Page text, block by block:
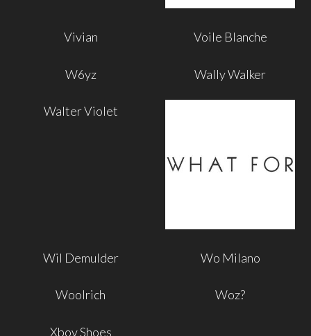
Vivian Voile Blanche
W6yz Wally Walker
Walter Violet
Wil Demulder Wo Milano
Woolrich Woz?
Xboy Shoes